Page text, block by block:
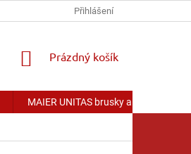
Přihlášení
NÁKUPNÍ
Prázdný košík
MAIER UNITAS brusky a příslušenství